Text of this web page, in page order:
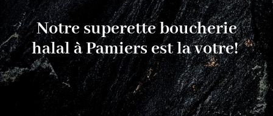
Caddies Price
Galerie
Contact
Notre superette boucherie
halal à Pamiers est la votre!